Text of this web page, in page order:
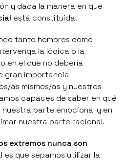
y dada la manera en que
está constituida.
tanto hombres como
la lógica o la
en el que no debería
gran importancia
as mismos/as y nuestros
capaces de saber en qué
parte emocional y en
nuestra parte racional.
extremos nunca son
es que sepamos utilizar la